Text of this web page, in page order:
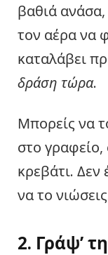
βαθιά
τον αέρα να
καταλάβει
δράση τώρα.
Μπορείς να
στο
κρεβάτι. Δεν
να το
2. Γράψ’